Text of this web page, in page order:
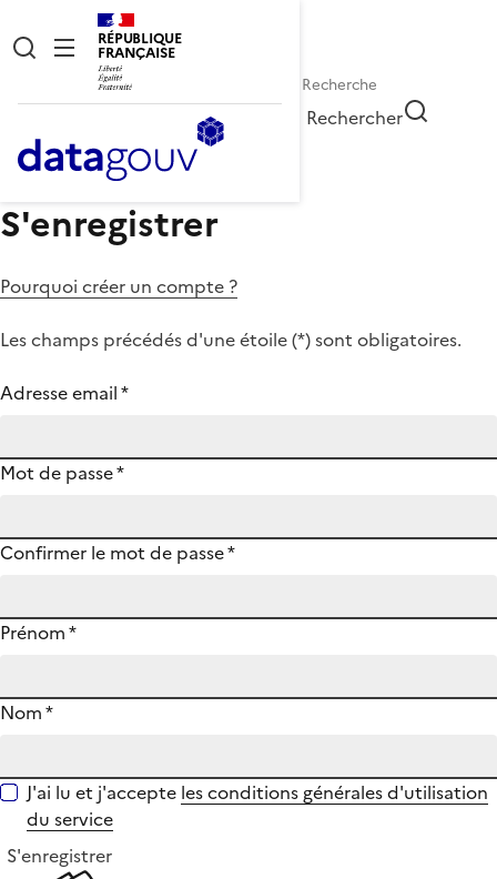
RÉPUBLIQUE
FRANÇAISE
Rechercher
S'enregistrer
Pourquoi créer un compte ?
Les champs précédés d'une étoile (*) sont obligatoires.
Adresse email*
Mot de passe*
Confirmer le mot de passe*
Prénom*
Nom*
J'ai lu et j'accepte les conditions générales d'utilisation
du service
S'enregistrer